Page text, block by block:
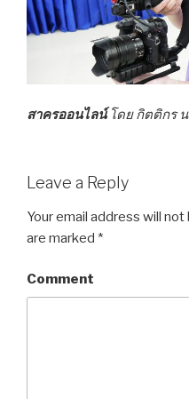
สาครออนไลน์ โดย กิตติกร
Leave a Reply
Your email address will not
are marked *
Comment